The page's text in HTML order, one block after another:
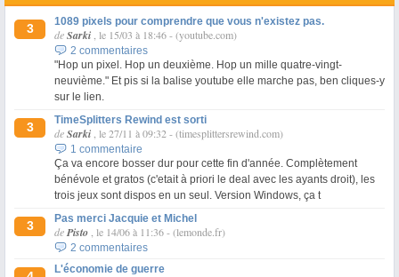
3 1089 pixels pour comprendre que vous n'existez pas.
deSarki , le 15/03 à 18:46-(youtube.com)
2 commentaires
"Hop un pixel. Hop un deuxième. Hop un mille quatre-vingt-
neuvième." Et pis si la balise youtube elle marche pas, ben cliques-y
sur le lien.
3 TimeSplitters Rewind est sorti
deSarki , le 27/11 à 09:32 -(timesplittersrewind.com)
1 commentaire
Ça va encore bosser dur pour cette fin d'année. Complètement
bénévole et gratos (c'etait à priori le deal avec les ayants droit), les
trois jeux sont dispos en un seul. Version Windows, ça t
3 Pas merci Jacquie et Michel
dePisto , le 14/06 à 11:36-(lemonde.fr)
2 commentaires
L'économie de guerre